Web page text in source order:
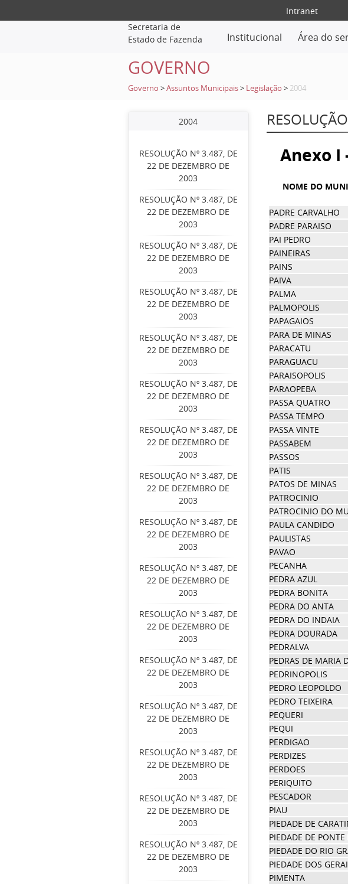
Intranet
Secretaria de
Estado de Fazenda
Institucional Área do
GOVERNO
Governo >Assuntos Municipais > Legislação > 2004
2004
RESOLUÇÃO Nº 3.487, DE
22 DE DEZEMBRO DE
2003
RESOLUÇÃO Nº 3.487, DE
22 DE DEZEMBRO DE
2003
RESOLUÇÃO Nº 3.487, DE
22 DE DEZEMBRO DE
2003
RESOLUÇÃO Nº 3.487, DE
22 DE DEZEMBRO DE
2003
RESOLUÇÃO Nº 3.487, DE
22 DE DEZEMBRO DE
2003
RESOLUÇÃO Nº 3.487, DE
22 DE DEZEMBRO DE
2003
RESOLUÇÃO Nº 3.487, DE
22 DE DEZEMBRO DE
2003
RESOLUÇÃO Nº 3.487, DE
22 DE DEZEMBRO DE
2003
RESOLUÇÃO Nº 3.487, DE
22 DE DEZEMBRO DE
2003
RESOLUÇÃO Nº 3.487, DE
22 DE DEZEMBRO DE
2003
RESOLUÇÃO Nº 3.487, DE
22 DE DEZEMBRO DE
2003
RESOLUÇÃO Nº 3.487, DE
22 DE DEZEMBRO DE
2003
RESOLUÇÃO Nº 3.487, DE
22 DE DEZEMBRO DE
2003
RESOLUÇÃO Nº 3.487, DE
22 DE DEZEMBRO DE
2003
RESOLUÇÃO Nº 3.487, DE
22 DE DEZEMBRO DE
2003
RESOLUÇÃO Nº 3.487, DE
22 DE DEZEMBRO DE
2003
Anexo I
NOME DO
PADRE CARVALHO
PADRE PARAISO
PAI PEDRO
PAINEIRAS
PAINS
PAIVA
PALMA
PALMOPOLIS
PAPAGAIOS
PARA DE MINAS
PARACATU
PARAGUACU
PARAISOPOLIS
PARAOPEBA
PASSA QUATRO
PASSA TEMPO
PASSA VINTE
PASSABEM
PASSOS
PATIS
PATOS DE MINAS
PATROCINIO
PATROCINIO DO
PAULA CANDIDO
PAULISTAS
PAVAO
PECANHA
PEDRA AZUL
PEDRA BONITA
PEDRA DO ANTA
PEDRA DO INDAIA
PEDRA DOURADA
PEDRALVA
PEDRAS DE MARIA
PEDRINOPOLIS
PEDRO LEOPOLDO
PEDRO TEIXEIRA
PEQUERI
PEQUI
PERDIGAO
PERDIZES
PERDOES
PERIQUITO
PESCADOR
PIAU
PIEDADE DE
PIEDADE DE
PIEDADE DO RIO
PIEDADE DOS
PIMENTA